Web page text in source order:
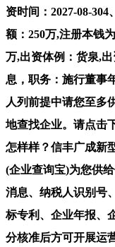
资时间：2027-08-
额：250万,注册本钱
万,出资体例：货泉,
息，职务：施行董事
人列前提中请您至多
地查找企业。请点击
怎样样？信丰广成新
(企业查询宝)为您供
消息、纳税人识别号
标专利、企业年报、
分核准后方可开展运